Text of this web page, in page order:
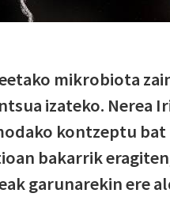
mikrobiota
izateko. Nerea
kontzeptu bat
bakarrik
garunarekin ere